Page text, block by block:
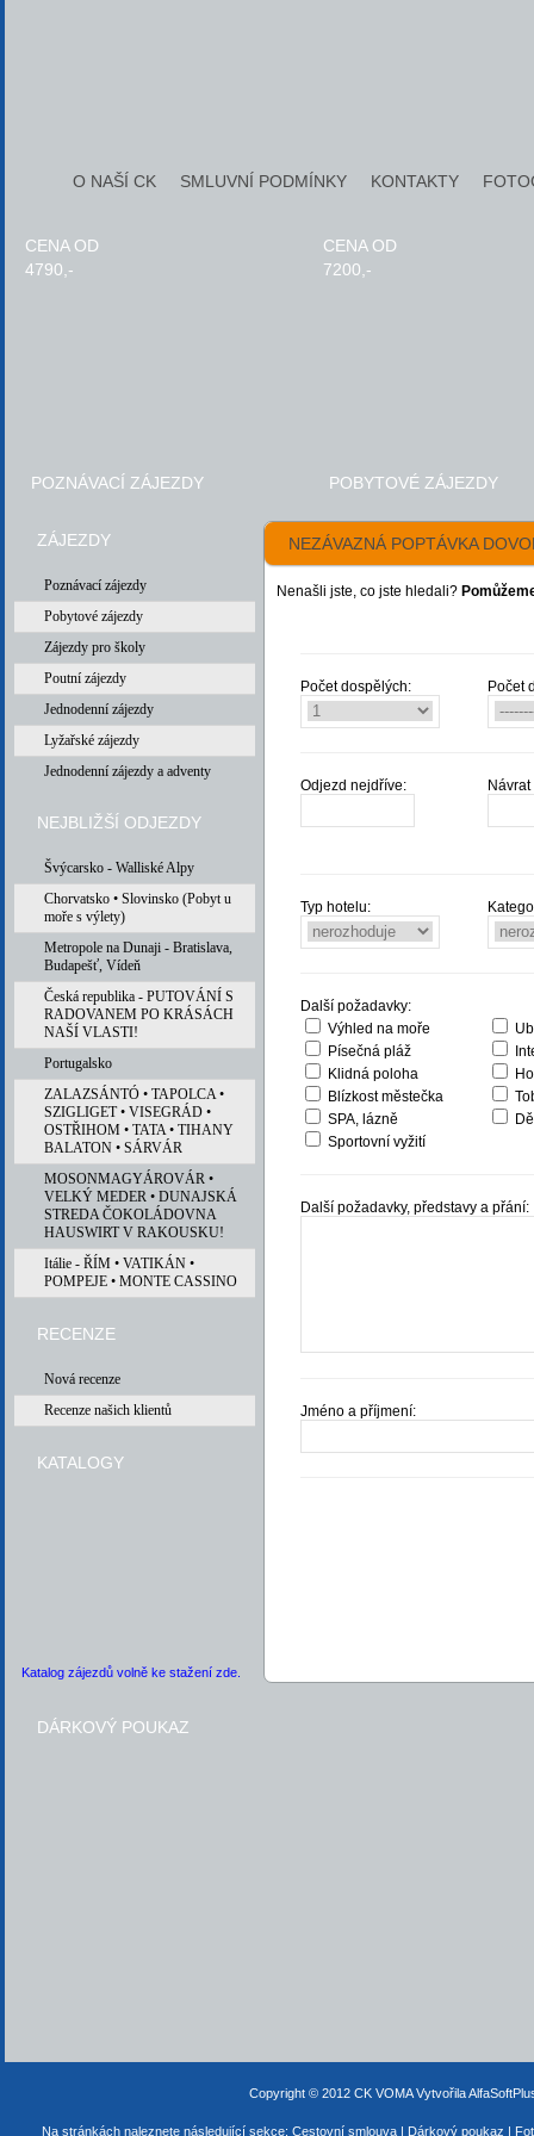
POZNÁVACÍ ZÁJEZDY
4790,-
CENA OD
POBYTOVÉ ZÁJEZDY
7200,-
CENA OD
NEZÁVAZNÁ POPTÁVKA
Nenašli jste, co jste hledali?
Počet dospělých: Počet
Odjezd nejdříve:
Typ hotelu:
Další požadavky:
Výhled na moře
Písečná pláž
Klidná poloha
Blízkost městečka
SPA, lázně
Sportovní vyžití
Další požadavky, představy a přání:
Jméno a příjmení:
ZÁJEZDY
Poznávací zájezdy
Pobytové zájezdy
Zájezdy pro školy
Poutní zájezdy
Jednodenní zájezdy
Lyžařské zájezdy
Jednodenní zájezdy a adventy
NEJBLIŽŠÍ ODJEZDY
Švýcarsko - Walliské Alpy
Chorvatsko • Slovinsko (Pobyt u
moře s výlety)
Metropole na Dunaji - Bratislava,
Budapešť, Vídeň
Česká republika - PUTOVÁNÍ S
RADOVANEM PO KRÁSÁCH
NAŠÍ VLASTI!
Portugalsko
ZALAZSÁNTÓ • TAPOLCA •
SZIGLIGET • VISEGRÁD •
OSTŘIHOM • TATA • TIHANY
BALATON • SÁRVÁR
MOSONMAGYÁROVÁR •
VELKÝ MEDER • DUNAJSKÁ
STREDA ČOKOLÁDOVNA
HAUSWIRT V RAKOUSKU!
Itálie - ŘÍM • VATIKÁN •
POMPEJE • MONTE CASSINO
RECENZE
Nová recenze
Recenze našich klientů
KATALOGY
Katalog zájezdů volně ke stažení zde.
DÁRKOVÝ POUKAZ
O NAŠÍ CK SMLUVNÍ PODMÍNKY KONTAKTY
Copyright © 2012 CK VOMA Vytvořila
Na stránkách naleznete následující sekce: Cestovní smlouva| Dárkový poukaz |